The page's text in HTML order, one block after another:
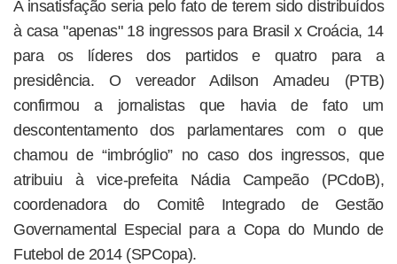
A insatisfação seria pelo fato de terem sido distribuídos
à casa "apenas" 18 ingressos para Brasil x Croácia, 14
para os líderes dos partidos e quatro para a
presidência. O vereador Adilson Amadeu (PTB)
confirmou a jornalistas que havia de fato um
descontentamento dos parlamentares com o que
chamou de “imbróglio” no caso dos ingressos, que
atribuiu à vice-prefeita Nádia Campeão (PCdoB),
coordenadora do Comitê Integrado de Gestão
Governamental Especial para a Copa do Mundo de
Futebol de 2014 (SPCopa).